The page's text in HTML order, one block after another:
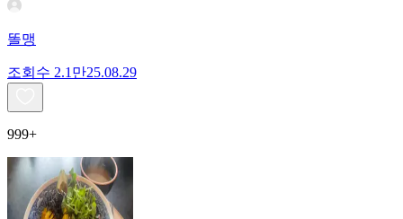
똘맹
조회수 2.1만25.08.29
999+